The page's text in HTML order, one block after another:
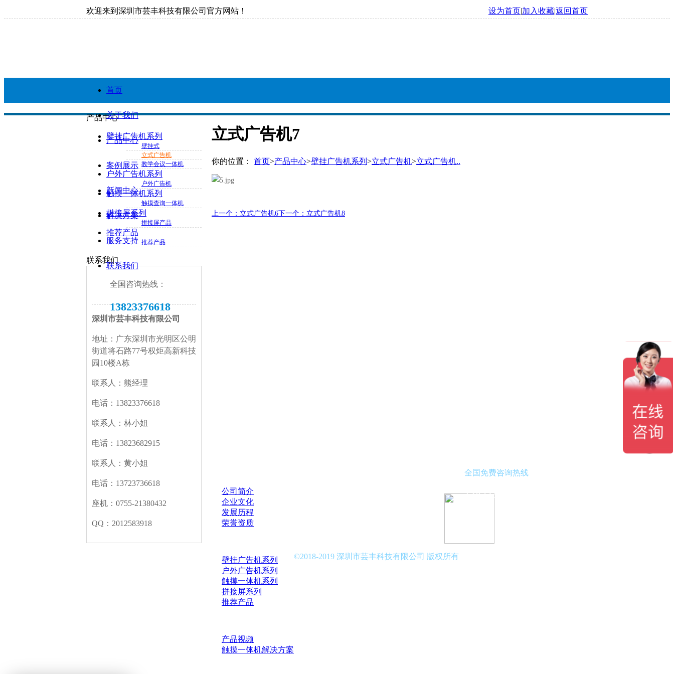
欢迎来到深圳市芸丰科技有限公司官方网站！ 设为首页|加入收藏|返回首页
首页
关于我们
产品中心
案例展示
新闻中心
解决方案
服务支持
联系我们
产品中心
壁挂广告机系列
壁挂式
立式广告机
教学会议一体机
户外广告机系列
户外广告机
触摸一体机系列
触摸查询一体机
拼接屏系列
拼接屏产品
推荐产品
推荐产品
联系我们
全国咨询热线：
13823376618
深圳市芸丰科技有限公司
地址：广东深圳市光明区公明
街道将石路77号权炬高新科技
园10楼A栋
联系人：熊经理
电话：13823376618
联系人：林小姐
电话：13823682915
联系人：黄小姐
电话：13723736618
座机：0755-21380432
QQ：2012583918
立式广告机7
你的位置： 首页>产品中心>壁挂广告机系列 >立式广告机>立式广告机..
上一个：立式广告机6下一个：立式广告机8
公司简介
企业文化
发展历程
荣誉资质
壁挂广告机系列
户外广告机系列
触摸一体机系列
拼接屏系列
推荐产品
产品视频
触摸一体机解决方案
全国免费咨询热线
13823376618
©2018-2019 深圳市芸丰科技有限公司 版权所有